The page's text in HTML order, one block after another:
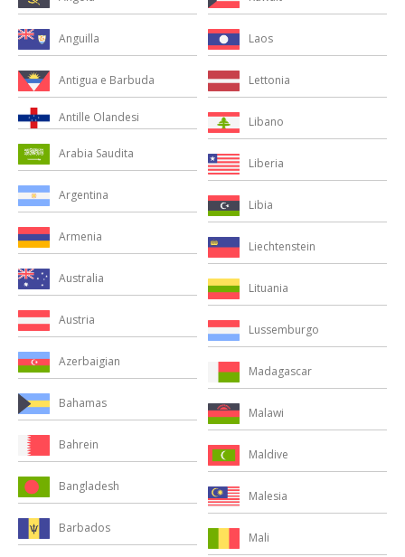
Anguilla
Antigua e Barbuda
Antille Olandesi
Arabia Saudita
Argentina
Armenia
Australia
Austria
Azerbaigian
Bahamas
Bahrein
Bangladesh
Barbados
Laos
Lettonia
Libano
Liberia
Libia
Liechtenstein
Lituania
Lussemburgo
Madagascar
Malawi
Maldive
Malesia
Mali